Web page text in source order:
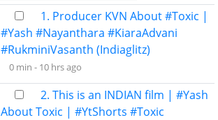
1. Producer KVN About #Toxic |
#Yash #Nayanthara #KiaraAdvani
#RukminiVasanth (Indiaglitz)
0 min - 10 hrs ago
2. This is an INDIAN film | #Yash
About Toxic | #YtShorts #Toxic